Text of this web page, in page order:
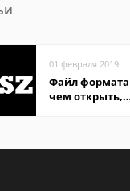
01 февраля 2019
Файл формата
чем открыть,